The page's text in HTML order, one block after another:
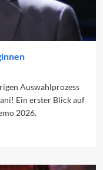
Auswahlprozess
Ein erster Blick auf
2026.